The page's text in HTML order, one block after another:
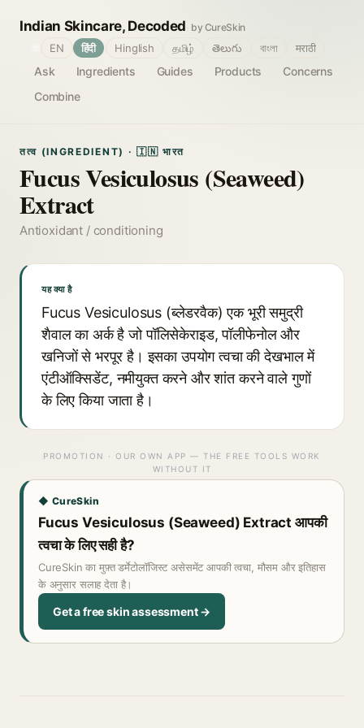
Indian Skincare, Decoded by CureSkin
Ask Ingredients Guides Products
Concerns
Combine
EN हिंदी Hinglish தமிழ் తెలుగు বাংলা मराठी
तत्व (INGREDIENT) · 🇮🇳 भारत
Fucus Vesiculosus (Seaweed)
Extract
Antioxidant / conditioning
यह क्या है
Fucus Vesiculosus (ब्लेडरवैक) एक भूरी समुद्री
शैवाल का अर्क है जो पॉलिसेकेराइड, पॉलीफेनोल और
खनिजों से भरपूर है। इसका उपयोग त्वचा की देखभाल में
एंटीऑक्सिडेंट, नमीयुक्त करने और शांत करने वाले गुणों
के लिए किया जाता है।
PROMOTION · OUR OWN APP — THE FREE TOOLS WORK
WITHOUT IT
◆ CureSkin
Fucus Vesiculosus (Seaweed) Extract आपकी
त्वचा के लिए सही है?
CureSkin का मुफ़्त डर्मेटोलॉजिस्ट असेसमेंट आपकी त्वचा, मौसम और इतिहास
के अनुसार सलाह देता है।
Get a free skin assessment →